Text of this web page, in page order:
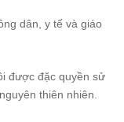
dân, y tế và giáo
được đặc quyền sử
thiên nhiên.